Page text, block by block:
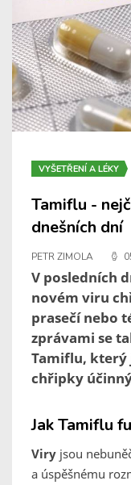
VYŠETŘENÍ A LÉKY
Tamiflu -
dnešních dní
PETR ZIMOLA
V posledních
novém viru
prasečí nebo
zprávami se
Tamiflu,
chřipky
Jak Tamiflu
Viry jsou
a úspěšnému